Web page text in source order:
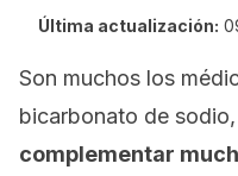
Última actualización:
Son muchos los
bicarbonato de
complementar